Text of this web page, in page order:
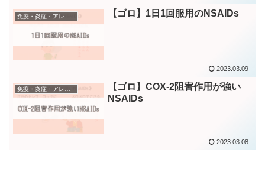
【ゴロ】1日1回服用のNSAIDs
2023.03.09
免疫・炎症・アレルギー疾患に作用する薬
【ゴロ】COX-2阻害作用が強い
NSAIDs
2023.03.08